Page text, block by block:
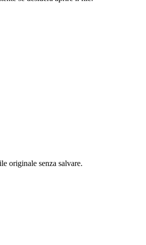
originale senza salvare.